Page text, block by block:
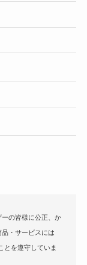
の皆様に公正、か
・サービスには
とを遵守していま